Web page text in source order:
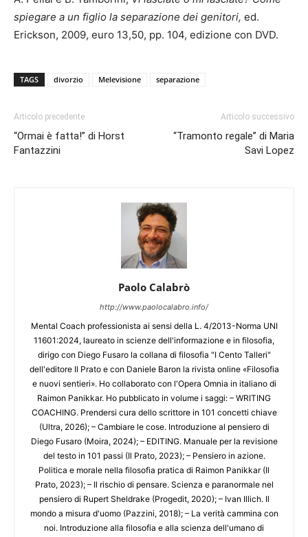
spiegare a un figlio la separazione dei genitori, ed.
Erickson, 2009, euro 13,50, pp. 104, edizione con DVD.
TAGS divorzio Melevisione separazione
Articolo precedente
“Ormai è fatta!” di Horst
Fantazzini
Articolo successivo
“Tramonto regale” di Maria
Savi Lopez
Paolo Calabrò
http://www.paolocalabro.info/
Mental Coach professionista ai sensi della L. 4/2013-Norma UNI
11601:2024, laureato in scienze dell'informazione e in filosofia,
dirigo con Diego Fusaro la collana di filosofia "I Cento Talleri"
dell'editore Il Prato e con Daniele Baron la rivista online «Filosofia
e nuovi sentieri». Ho collaborato con l'Opera Omnia in italiano di
Raimon Panikkar. Ho pubblicato in volume i saggi: – WRITING
COACHING. Prendersi cura dello scrittore in 101 concetti chiave
(Ultra, 2026); – Cambiare le cose. Introduzione al pensiero di
Diego Fusaro (Moira, 2024); – EDITING. Manuale per la revisione
del testo in 101 passi (Il Prato, 2023); – Pensiero in azione.
Politica e morale nella filosofia pratica di Raimon Panikkar (Il
Prato, 2023); – Il rischio di pensare. Scienza e paranormale nel
pensiero di Rupert Sheldrake (Progedit, 2020); – Ivan Illich. Il
mondo a misura d'uomo (Pazzini, 2018); – La verità cammina con
noi. Introduzione alla filosofia e alla scienza dell'umano di